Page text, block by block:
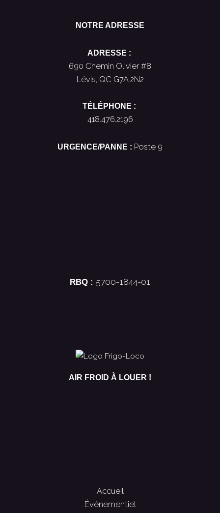
NOTRE ADRESSE
ADRESSE :
690 Chemin Olivier #8
Lévis, QC G7A 2N2
TÉLÉPHONE :
418.476.2196
URGENCE/PANNE : Poste 9
RBQ : 5700-1844-01
AIR FROID À LOUER !
Accueil
Évènementiel